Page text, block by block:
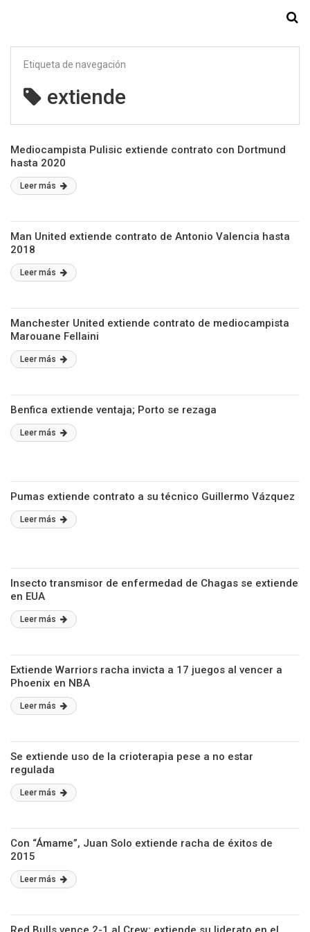
Etiqueta de navegación
extiende
Mediocampista Pulisic extiende contrato con Dortmund
hasta 2020
Leer más
Man United extiende contrato de Antonio Valencia hasta
2018
Leer más
Manchester United extiende contrato de mediocampista
Marouane Fellaini
Leer más
Benfica extiende ventaja; Porto se rezaga
Leer más
Pumas extiende contrato a su técnico Guillermo Vázquez
Leer más
Insecto transmisor de enfermedad de Chagas se extiende
en EUA
Leer más
Extiende Warriors racha invicta a 17 juegos al vencer a
Phoenix en NBA
Leer más
Se extiende uso de la crioterapia pese a no estar
regulada
Leer más
Con “Ámame”, Juan Solo extiende racha de éxitos de
2015
Leer más